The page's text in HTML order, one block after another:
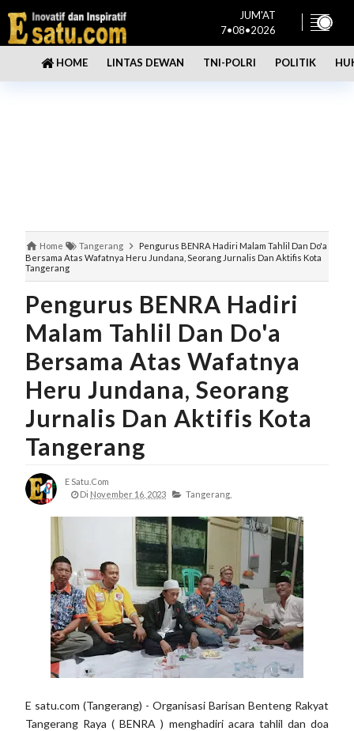
JUM'AT
7•08•2026
HOME LINTAS DEWAN TNI-POLRI POLITIK
Home Tangerang
Pengurus BENRA Hadiri Malam Tahlil Dan Do'a
Bersama Atas Wafatnya Heru Jundana, Seorang Jurnalis Dan Aktifis Kota
Tangerang
Pengurus BENRA Hadiri
Malam Tahlil Dan Do'a
Bersama Atas Wafatnya
Heru Jundana, Seorang
Jurnalis Dan Aktifis Kota
Tangerang
E Satu.com
Di November 16, 2023 Tangerang,
E satu.com (Tangerang) - Organisasi Barisan Benteng Rakyat
Tangerang Raya ( BENRA ) menghadiri acara tahlil dan doa